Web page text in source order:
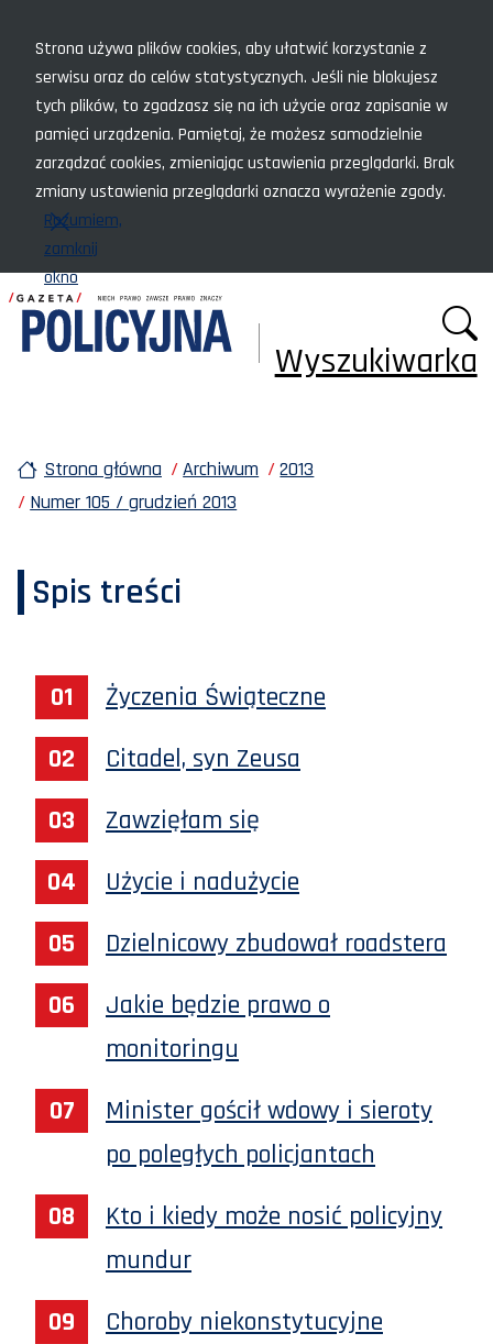
Strona używa plików cookies, aby ułatwić korzystanie z
serwisu oraz do celów statystycznych. Jeśli nie blokujesz
tych plików, to zgadzasz się na ich użycie oraz zapisanie w
pamięci urządzenia. Pamiętaj, że możesz samodzielnie
zarządzać cookies, zmieniając ustawienia przeglądarki. Brak
zmiany ustawienia przeglądarki oznacza wyrażenie zgody.
Rozumiem,
zamknij
okno
Wyszukiwarka
Strona główna Archiwum
2013
Numer 105 / grudzień 2013
Spis treści
Życzenia Świąteczne
Citadel, syn Zeusa
Zawzięłam się
Użycie i nadużycie
Dzielnicowy zbudował roadstera
Jakie będzie prawo o
monitoringu
Minister gościł wdowy i sieroty
po poległych policjantach
Kto i kiedy może nosić policyjny
mundur
Choroby niekonstytucyjne